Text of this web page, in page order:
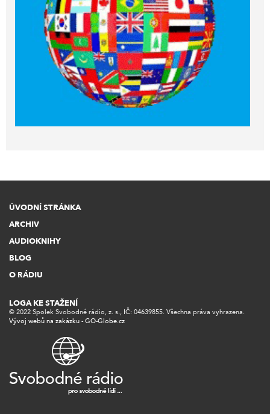
ÚVODNÍ STRÁNKA
ARCHIV
AUDIOKNIHY
BLOG
O RÁDIU
© 2022 Spolek Svobodné rádio, z. s., IČ: 04639855. Všechna práva vyhrazena.
Vývoj webů na zakázku - GO-Globe.cz
LOGA KE STAŽENÍ